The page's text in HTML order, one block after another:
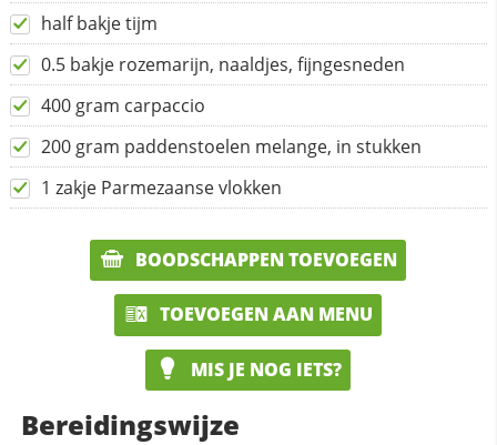
half bakje tijm
0.5 bakje rozemarijn, naaldjes, fijngesneden
400 gram carpaccio
200 gram paddenstoelen melange, in stukken
1 zakje Parmezaanse vlokken
BOODSCHAPPEN TOEVOEGEN
TOEVOEGEN AAN MENU
MIS JE NOG IETS?
Bereidingswijze